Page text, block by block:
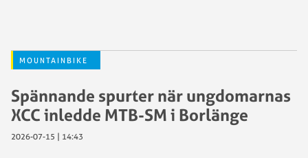
MOUNTAINBIKE
Spännande spurter när ungdomarnas
XCC inledde MTB-SM i Borlänge
2026-07-15 | 14:43